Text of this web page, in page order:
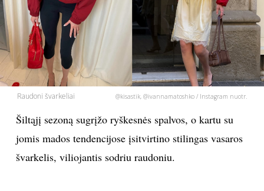
PSICHOLOGIJA
HOROSKOPAI
ASTROLOGIJA
KULTŪRA
Raudoni švarkeliai @kisastik, @ivannamatoshko / Instagram nuotr.
Šiltąjį sezoną sugrįžo ryškesnės spalvos, o kartu su
jomis mados tendencijose įsitvirtino stilingas vasaros
švarkelis, viliojantis sodriu raudoniu.